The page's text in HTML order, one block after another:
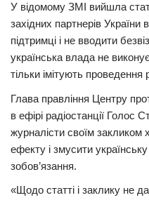
Здоров’я
Події
Трагедії
Курйози
Суспільство
Культура
У відомому ЗМІ вийшла
західних партнерів України
підтримці і не вводити
українська влада не
тільки імітують
Глава правління Центру
в ефірі радіостанції Голос
журналісти своїм закликом
ефекту і змусити
зобов’язання.
«Щодо статті і заклику не